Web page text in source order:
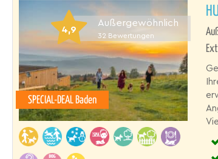
4,9
Außergewöhnlich
32 Bewertungen
SPECIAL-DEAL Baden